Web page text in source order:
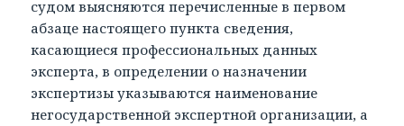
судом выясняются перечисленные в первом
абзаце настоящего пункта сведения,
касающиеся профессиональных данных
эксперта, в определении о назначении
экспертизы указываются наименование
негосударственной экспертной организации, а